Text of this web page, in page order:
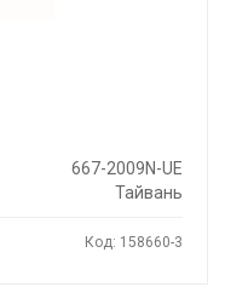
667-2009N-UE
Тайвань
Код: 158660-3